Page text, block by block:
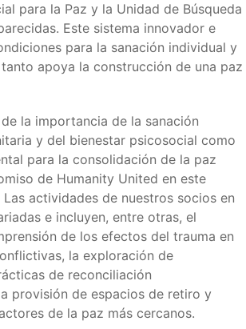
para la Paz y la Unidad de Búsqueda
Este sistema innovador e
para la sanación individual y
apoya la construcción de una paz
la importancia de la sanación
y del bienestar psicosocial como
para la consolidación de la paz
de Humanity United en este
actividades de nuestros socios en
e incluyen, entre otras, el
de los efectos del trauma en
la exploración de
de reconciliación
provisión de espacios de retiro y
de la paz más cercanos.